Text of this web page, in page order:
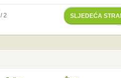
SLJEDEĆA
/ 2